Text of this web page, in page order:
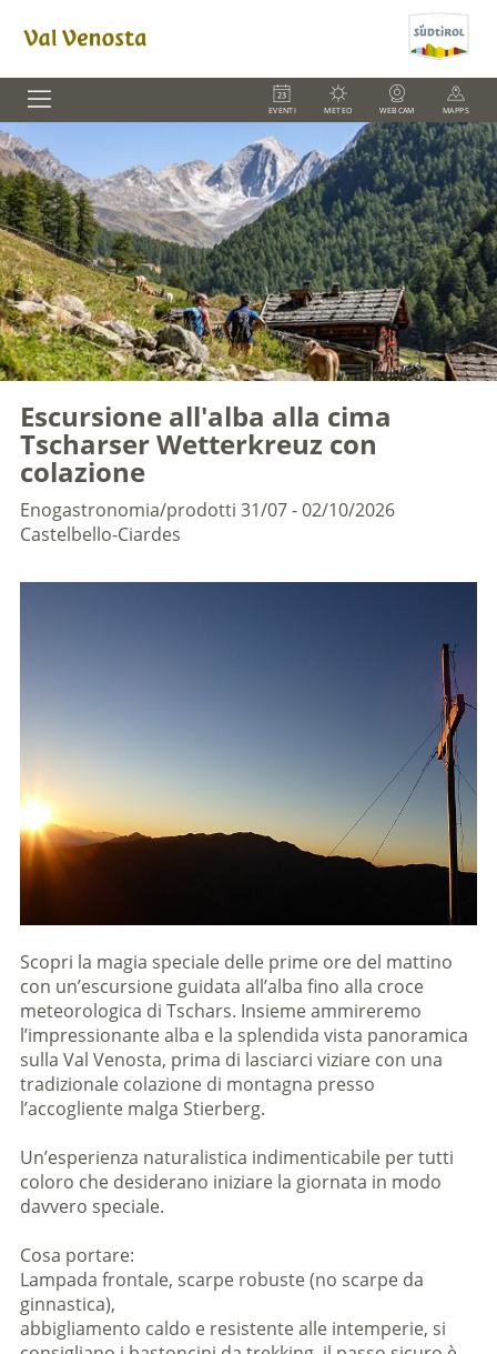
EVENTI METEO WEBCAM MAPPS
Escursione all'alba alla cima
Tscharser Wetterkreuz con
colazione
Enogastronomia/prodotti 31/07 - 02/10/2026
Castelbello-Ciardes
Scopri la magia speciale delle prime ore del mattino
con un’escursione guidata all’alba fino alla croce
meteorologica di Tschars. Insieme ammireremo
l’impressionante alba e la splendida vista panoramica
sulla Val Venosta, prima di lasciarci viziare con una
tradizionale colazione di montagna presso
l’accogliente malga Stierberg.
Un’esperienza naturalistica indimenticabile per tutti
coloro che desiderano iniziare la giornata in modo
davvero speciale.
Cosa portare:
Lampada frontale, scarpe robuste (no scarpe da
ginnastica),
abbigliamento caldo e resistente alle intemperie, si